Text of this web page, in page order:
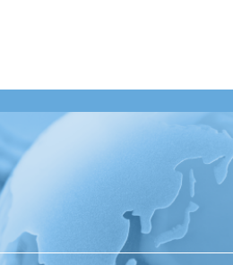
備工場のお客様
整備業務提携
企業情報
ご挨拶